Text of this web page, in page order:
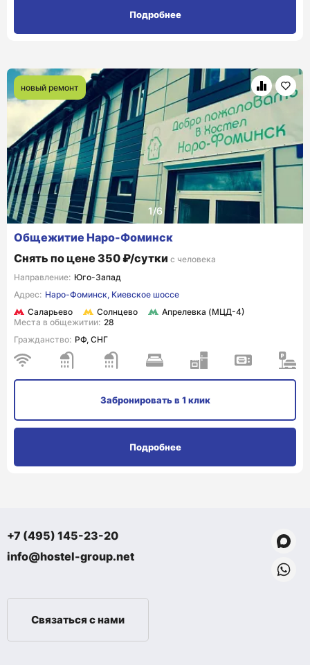
Подробнее
новый ремонт
Общежитие Наро-Фоминск
Снять по цене 350 ₽/сутки с человека
Направление: Юго-Запад
Адрес: Наро-Фоминск, Киевское шоссе
Саларьево
Солнцево
Апрелевка (МЦД-4)
Места в общежитии: 28
Гражданство: РФ, СНГ
Забронироватьв 1 клик
Подробнее
+7 (495) 145-23-20
info@hostel-group.net
Связаться с нами